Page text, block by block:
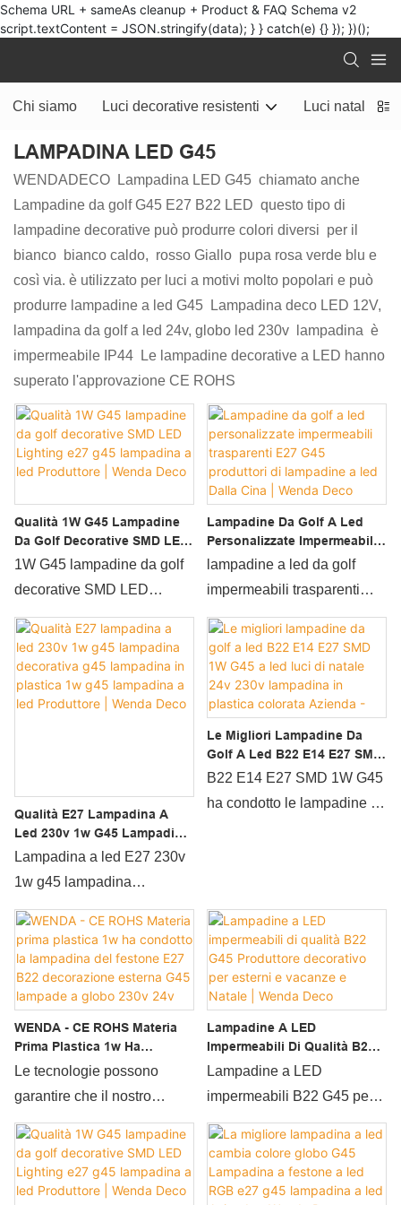
Schema URL + sameAs cleanup + Product & FAQ Schema v2
script.textContent = JSON.stringify(data); } } catch(e) {} }); })();
Chi siamo Luci decorative resistenti Luci natalizie
LAMPADINA LED G45
WENDADECO Lampadina LED G45 chiamato anche
Lampadine da golf G45 E27 B22 LED questo tipo di
lampadine decorative può produrre colori diversi per il
bianco bianco caldo, rosso Giallo pupa rosa verde blu e
così via. è utilizzato per luci a motivi molto popolari e può
produrre lampadine a led G45 Lampadina deco LED 12V,
lampadina da golf a led 24v, globo led 230v lampadina è
impermeabile IP44 Le lampadine decorative a LED hanno
superato l'approvazione CE ROHS
Qualità 1W G45 Lampadine
Da Golf Decorative SMD LED
Lighting E27 G45 Lampadina
Deco
1W G45 lampadine da golf
decorative SMD LED
Lighting e27 g45 lampadina
a led rispetto a prodotti
simili sul mercato, presenta
vantaggi eccezionali
incomparabili in termini di
Wenda Deco riassume il
difetti dei prodotti passati e li
migliora continuamente. Le
specifiche delle lampadine
da golf da 1W G45
decorative SMD LED
Lighting e27 g45 possono
essere personalizzate in
La lampada a LED G45 da
1 W impermeabile leggera,
le lampadine a LED B22
possono mantenere a lungo
una forte competitività sul
mercato, inseparabile
Lampadine Da Golf A Led
Personalizzate Impermeabili
Trasparenti E27 G45
Led Dalla Cina | Wenda Deco
lampadine a led da golf
impermeabili trasparenti
E27 G45 illuminazione a led
rispetto a prodotti simili sul
mercato, presenta vantaggi
eccezionali incomparabili in
termini di prestazioni,
qualità, aspetto, ecc. E gode
riassume i difetti di prodotti
a led da golf impermeabili
trasparenti E27 G45
possono essere
personalizzate in base alle
Per promuovere i vantaggi
del prodotto, abbiamo
introdotto con successo le
processo di produzione
dell'illuminazione a led E27
G45 trasparente
Qualità E27 Lampadina A
Led 230v 1w G45 Lampadina
Decorativa G45 Lampadina In
A Led Produttore | Wenda
Deco
Lampadina a led E27 230v
1w g45 lampadina
decorativa g45 lampadina in
plastica 1w g45 lampadina
a led rispetto a prodotti
simili sul mercato, ha
vantaggi eccezionali
incomparabili in termini di
ecc. E gode di una buona
reputazione nel mercato.
Wenda Deco riassume i
difetti dei prodotti passati e li
migliora continuamente. Le
Le Migliori Lampadine Da
Golf A Led B22 E14 E27 SMD
1W G45 A Led Luci Di Natale
Plastica Colorata Azienda -
B22 E14 E27 SMD 1W G45
ha condotto le lampadine da
simili sul mercato, ha
vantaggi eccezionali
incomparabili in termini di
prestazioni, qualità, aspetto,
ecc. E gode di una buona
reputazione nel
market.Wenda Deco
riassume i difetti dei prodotti
passati e li migliora
continuamente. Le
specifiche delle lampadine
WENDA - CE ROHS Materia
Prima Plastica 1w Ha
Condotto La Lampadina Del
Decorazione Esterna G45
Lampade A Globo 230v 24v
E27 Ha Condotto La
Lampadina G45 Ha Condotto
La Lampadina
Le tecnologie possono
garantire che il nostro
processo di produzione sia
ottimizzato e aggiornato, il
che ci fa risparmiare molto
tempo ed energie. La sua
Lampadine A LED
Impermeabili Di Qualità B22
G45 Produttore Decorativo
Natale | Wenda Deco
Lampadine a LED
impermeabili B22 G45 per
esterni e vacanze e Natale
Decorativo rispetto a
prodotti simili sul mercato,
presenta vantaggi